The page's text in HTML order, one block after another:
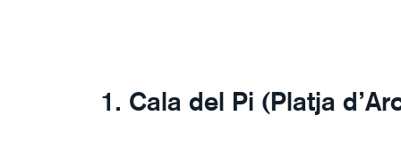
1. Cala del Pi (Platja